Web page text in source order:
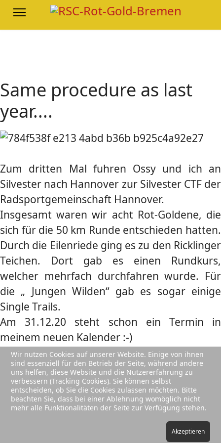
Same procedure as last
year....
Zum dritten Mal fuhren Ossy und ich an
Silvester nach Hannover zur Silvester CTF der
Radsportgemeinschaft Hannover.
Insgesamt waren wir acht Rot-Goldene, die
sich für die 50 km Runde entschieden hatten.
Durch die Eilenriede ging es zu den Ricklinger
Teichen. Dort gab es einen Rundkurs,
welcher mehrfach durchfahren wurde. Für
die „ Jungen Wilden“ gab es sogar einige
Single Trails.
Am 31.12.20 steht schon ein Termin in
meinem neuen Kalender :-)
Elli Schröder
Wir nutzen Cookies auf unserer Website. Einige von ihnen
sind essenziell für den Betrieb der Seite, während andere
uns helfen, diese Website und die Nutzererfahrung zu
verbessern (Tracking Cookies). Sie können selbst
entscheiden, ob Sie die Cookies zulassen möchten. Bitte
beachten Sie, dass bei einer Ablehnung womöglich nicht
mehr alle Funktionalitäten der Seite zur Verfügung stehen.
Akzeptieren